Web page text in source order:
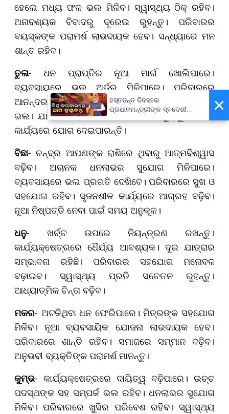
ହେଲେ ମଧ୍ୟ ଫଳ ଭଲ ମିଳିବ। ସ୍ୱାସ୍ଥ୍ୟ ଠିକ୍ ରହିବ।
ଅନାବଶ୍ୟକ ବିବାଦରୁ ଦୂରେଇ ରୁହନ୍ତୁ। ପରିବାରର
ବୟସ୍କଙ୍କ ପରାମର୍ଶ ଲାଭଦାୟକ ହେବ। ସନ୍ଧ୍ୟାରେ ମନ
ଶାନ୍ତ ରହିବ।
ତୁଳା- ଧନ ପ୍ରାପ୍ତିର ନୂଆ ମାର୍ଗ ଖୋଲିପାରେ।
ବ୍ୟବସାୟରେ ଭଲ ଅର୍ଡର ମିଳିପାରେ। ପରିବାରରେ
ଆନନ୍ଦର ପରିବେଶ ରହିବ। ଛାତ୍ରଛାତ୍ରୀଙ୍କ ପାଇଁ ଦିନଟି
ଭଲ। ଯାନବାହନ ଚଳାଇବା ବେଳେ ସତର୍କ ରୁହନ୍ତୁ। ଧାର୍ମିକ
କାର୍ଯ୍ୟରେ ଯୋଗ ଦେଇପାରନ୍ତି।
ବିଛା- ଚନ୍ଦ୍ର ଆପଣଙ୍କ ରାଶିରେ ଥିବାରୁ ଆତ୍ମବିଶ୍ୱାସ
ବଢ଼ିବ। ଅଚାନକ ଧନଲାଭର ସୁଯୋଗ ମିଳିପାରେ।
ବ୍ୟବସାୟରେ ଭଲ ପ୍ରଗତି ଦେଖିବେ। ପରିବାରରେ ସୁଖ ଓ
ସହଯୋଗ ରହିବ। ସୃଜନଶୀଳ କାର୍ଯ୍ୟରେ ଆଗ୍ରହ ବଢ଼ିବ।
ନୂଆ ନିଷ୍ପତ୍ତି ନେବା ପାଇଁ ସମୟ ଅନୁକୂଳ।
ଧନୁ- ଖର୍ଚ୍ଚ ଉପରେ ନିୟନ୍ତ୍ରଣ ରଖନ୍ତୁ।
କାର୍ଯ୍ୟକ୍ଷେତ୍ରରେ ଧୈର୍ଯ୍ୟ ଆବଶ୍ୟକ। ଦୂର ଯାତ୍ରାର
ସମ୍ଭାବନା ରହିଛି। ପରିବାରର ସହଯୋଗ ମନୋବଳ
ବଢ଼ାଇବ। ସ୍ୱାସ୍ଥ୍ୟ ପ୍ରତି ସଚେତନ ରୁହନ୍ତୁ।
ଆଧ୍ୟାତ୍ମିକ ଚିନ୍ତା ବଢ଼ିବ।
ମକର- ଅଟକିଥିବା ଧନ ଫେରିପାରେ। ମିତ୍ରଙ୍କ ସହଯୋଗ
ମିଳିବ। ନୂଆ ବ୍ୟବସାୟିକ ଯୋଜନା ଲାଭଦାୟକ ହେବ।
ପରିବାରରେ ଶାନ୍ତି ରହିବ। ସମାଜରେ ସମ୍ମାନ ବଢ଼ିବ।
ଅନୁଭବୀ ବ୍ୟକ୍ତିଙ୍କ ପରାମର୍ଶ ମାନନ୍ତୁ।
କୁମ୍ଭ- କାର୍ଯ୍ୟକ୍ଷେତ୍ରରେ ଦାୟିତ୍ୱ ବଢ଼ିପାରେ। ଉଚ୍ଚ
ପଦସ୍ଥଙ୍କ ସହ ସମ୍ପର୍କ ଭଲ ରହିବ। ଧନଲାଭର ସୁଯୋଗ
ମିଳିବ। ପରିବାରରେ ଖୁସିର ପରିବେଶ ରହିବ। ସ୍ୱାସ୍ଥ୍ୟ
×
ହସ୍ତତନ୍ତ ଦିବସରେ
ପ୍ରଧାନମନ୍ତ୍ରୀଙ୍କ ସ୍ବଦେଶୀ
ଆହ୍ବାନ